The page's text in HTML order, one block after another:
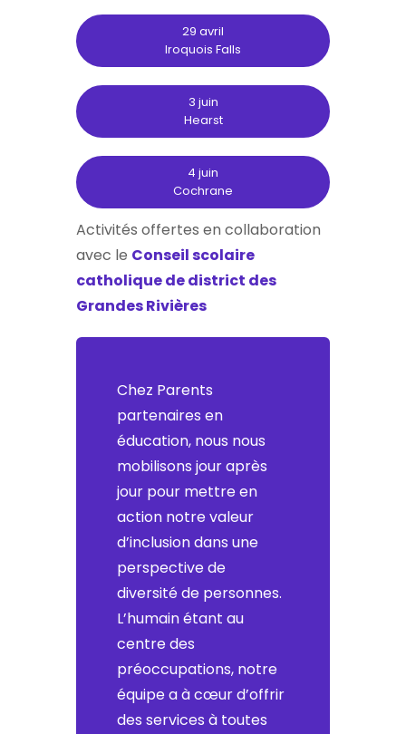
29 avril
Iroquois Falls
3 juin
Hearst
4 juin
Cochrane
Activités offertes en collaboration
avec le Conseil scolaire
catholique de district des
Grandes Rivières
Chez Parents
partenaires en
éducation, nous nous
mobilisons jour après
jour pour mettre en
action notre valeur
d’inclusion dans une
perspective de
diversité de personnes.
L’humain étant au
centre des
préoccupations, notre
équipe a à cœur d’offrir
des services à toutes